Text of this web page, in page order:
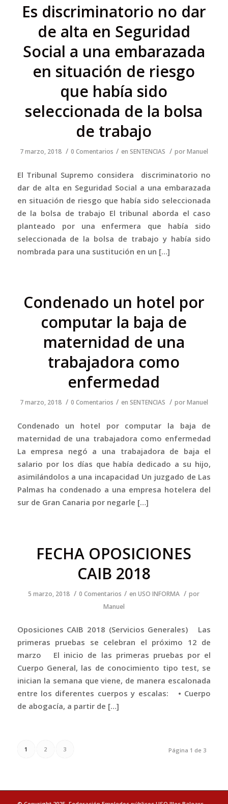
Es discriminatorio no dar
de alta en Seguridad
Social a una embarazada
en situación de riesgo
que había sido
seleccionada de la bolsa
de trabajo
7 marzo, 2018 / 0 Comentarios / en SENTENCIAS / porManuel
El Tribunal Supremo considera discriminatorio no
dar de alta en Seguridad Social a una embarazada
en situación de riesgo que había sido seleccionada
de la bolsa de trabajo El tribunal aborda el caso
planteado por una enfermera que había sido
seleccionada de la bolsa de trabajo y había sido
nombrada para una sustitución en un […]
Condenado un hotel por
computar la baja de
maternidad de una
trabajadora como
enfermedad
7 marzo, 2018 / 0 Comentarios / en SENTENCIAS / porManuel
Condenado un hotel por computar la baja de
maternidad de una trabajadora como enfermedad
La empresa negó a una trabajadora de baja el
salario por los días que había dedicado a su hijo,
asimilándolos a una incapacidad Un juzgado de Las
Palmas ha condenado a una empresa hotelera del
sur de Gran Canaria por negarle […]
FECHA OPOSICIONES
CAIB 2018
5 marzo, 2018 / 0 Comentarios / enUSO INFORMA / por
Manuel
Oposiciones CAIB 2018 (Servicios Generales) Las
primeras pruebas se celebran el próximo 12 de
marzo El inicio de las primeras pruebas por el
Cuerpo General, las de conocimiento tipo test, se
inician la semana que viene, de manera escalonada
entre los diferentes cuerpos y escalas: • Cuerpo
de abogacía, a partir de […]
Página 1 de 3
1 2 3